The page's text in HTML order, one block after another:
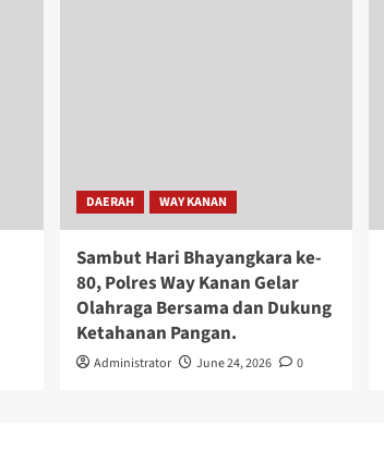
DAERAH WAY KANAN
Sambut Hari Bhayangkara ke-
80, Polres Way Kanan Gelar
Olahraga Bersama dan Dukung
Ketahanan Pangan.
Administrator June 24, 2026 0